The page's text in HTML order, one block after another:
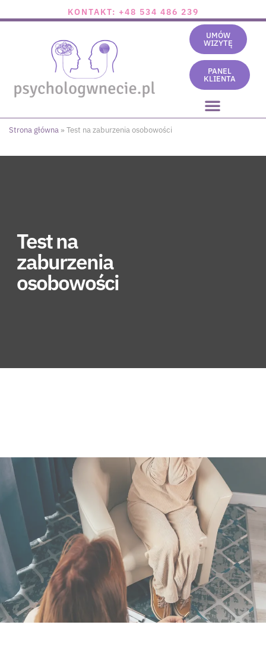
KONTAKT: +48 534 486 239
UMÓW
WIZYTĘ
PANEL
KLIENTA
Strona główna » Test na zaburzenia osobowości
Test na
zaburzenia
osobowości